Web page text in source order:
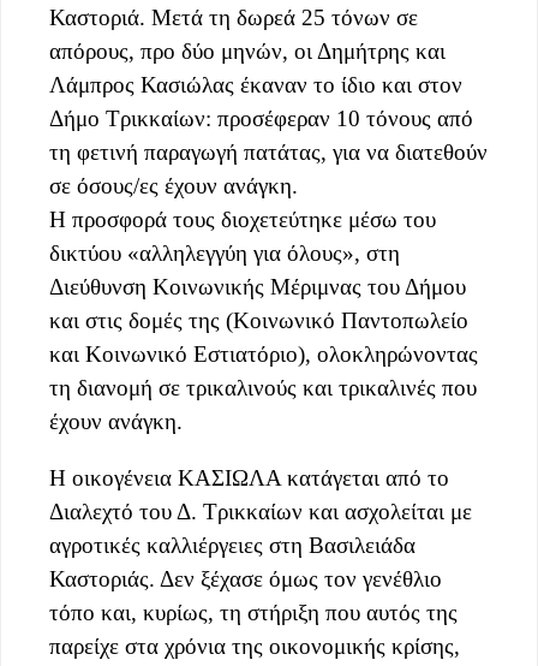
Καστοριά. Μετά τη δωρεά 25 τόνων σε
απόρους, προ δύο μηνών, οι Δημήτρης και
Λάμπρος Κασιώλας έκαναν το ίδιο και στον
Δήμο Τρικκαίων: προσέφεραν 10 τόνους από
τη φετινή παραγωγή πατάτας, για να διατεθούν
σε όσους/ες έχουν ανάγκη.
Η προσφορά τους διοχετεύτηκε μέσω του
δικτύου «αλληλεγγύη για όλους», στη
Διεύθυνση Κοινωνικής Μέριμνας του Δήμου
και στις δομές της (Κοινωνικό Παντοπωλείο
και Κοινωνικό Εστιατόριο), ολοκληρώνοντας
τη διανομή σε τρικαλινούς και τρικαλινές που
έχουν ανάγκη.
Η οικογένεια ΚΑΣΙΩΛΑ κατάγεται από το
Διαλεχτό του Δ. Τρικκαίων και ασχολείται με
αγροτικές καλλιέργειες στη Βασιλειάδα
Καστοριάς. Δεν ξέχασε όμως τον γενέθλιο
τόπο και, κυρίως, τη στήριξη που αυτός της
παρείχε στα χρόνια της οικονομικής κρίσης,